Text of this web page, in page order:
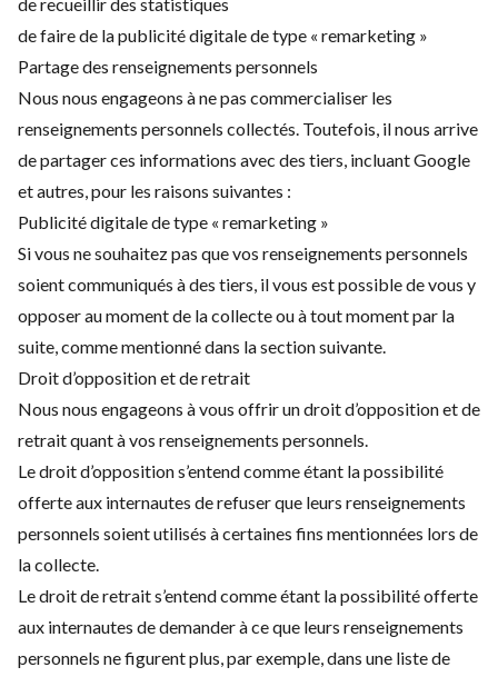
de faire de la publicité digitale de type « remarketing »
Partage des renseignements personnels
Nous nous engageons à ne pas commercialiser les
renseignements personnels collectés. Toutefois, il nous arrive
de partager ces informations avec des tiers, incluant Google
et autres, pour les raisons suivantes :
Publicité digitale de type « remarketing »
Si vous ne souhaitez pas que vos renseignements personnels
soient communiqués à des tiers, il vous est possible de vous y
opposer au moment de la collecte ou à tout moment par la
suite, comme mentionné dans la section suivante.
Droit d’opposition et de retrait
Nous nous engageons à vous offrir un droit d’opposition et de
retrait quant à vos renseignements personnels.
Le droit d’opposition s’entend comme étant la possibilité
offerte aux internautes de refuser que leurs renseignements
personnels soient utilisés à certaines fins mentionnées lors de
la collecte.
Le droit de retrait s’entend comme étant la possibilité offerte
aux internautes de demander à ce que leurs renseignements
personnels ne figurent plus, par exemple, dans une liste de